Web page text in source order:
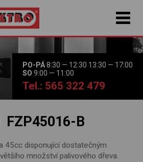
PO-PÁ8:30 — 12:30 13:30 — 17:00
SO 9:00 — 11:00
Tel.: 565 322 479
FZP45016-B
45cc disponující dostatečným
množství palivového dřeva.